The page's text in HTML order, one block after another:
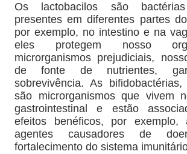
Os lactobacilos são
presentes em diferentes partes
por exemplo, no intestino e na
eles protegem nosso
microrganismos prejudiciais,
de fonte de nutrientes,
sobrevivência. As
são microrganismos que vivem
gastrointestinal e estão
efeitos benéficos, por
agentes causadores de
fortalecimento do sistema